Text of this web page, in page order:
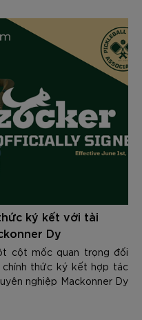
ký kết với tài
Dy
cột mốc quan trọng đối
thức ký kết hợp tác
nghiệp Mackonner Dy
nổi bật nhất của làng